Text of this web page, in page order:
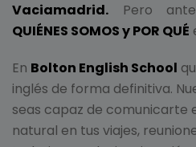
Vaciamadrid. Pero
QUIÉNES SOMOS y POR QUÉ
En Bolton English School
inglés de forma definitiva.
seas capaz de comunicarte
natural en tus viajes,